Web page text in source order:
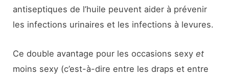
antiseptiques de l’huile peuvent aider à prévenir
les infections urinaires et les infections à levures.
Ce double avantage pour les occasions sexyet
moins sexy (c’est-à-dire entre les draps et entre